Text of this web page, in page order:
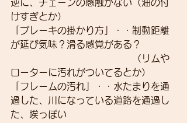
逆に、チェーンの感触がない（油の付
けすぎとか）
「ブレーキの掛かり方」・・制動距離
が延び気味？滑る感覚がある？
（リムや
ローターに汚れがついてるとか）
「フレームの汚れ」・・水たまりを通
過した、川になっている道路を通過し
た、埃っぽい